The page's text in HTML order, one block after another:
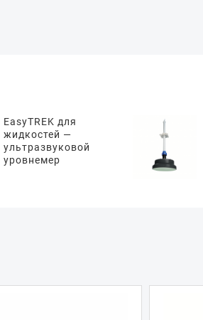
EasyTREK для
жидкостей —
ультразвуковой
уровнемер